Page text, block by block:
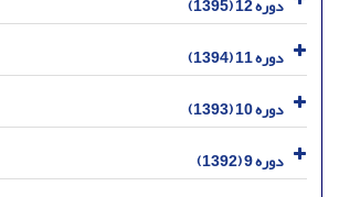
دوره 12 (1395)
دوره 11 (1394)
دوره 10 (1393)
دوره 9 (1392)